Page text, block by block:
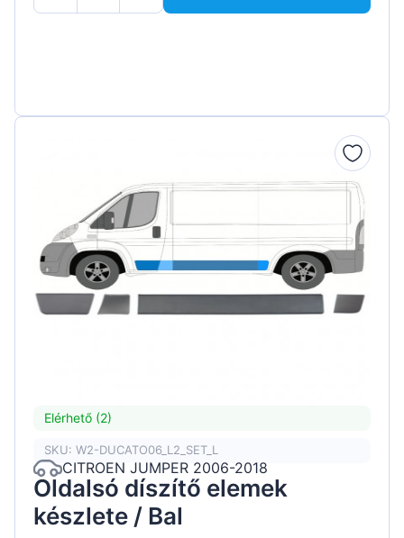
Elérhető (2)
SKU: W2-DUCATO06_L2_SET_L
CITROEN JUMPER 2006-2018
Oldalsó díszítő elemek
készlete / Bal